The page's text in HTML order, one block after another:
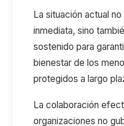
La situación actual
inmediata, sino
sostenido para
bienestar de los
protegidos a largo
La colaboración
organizaciones no